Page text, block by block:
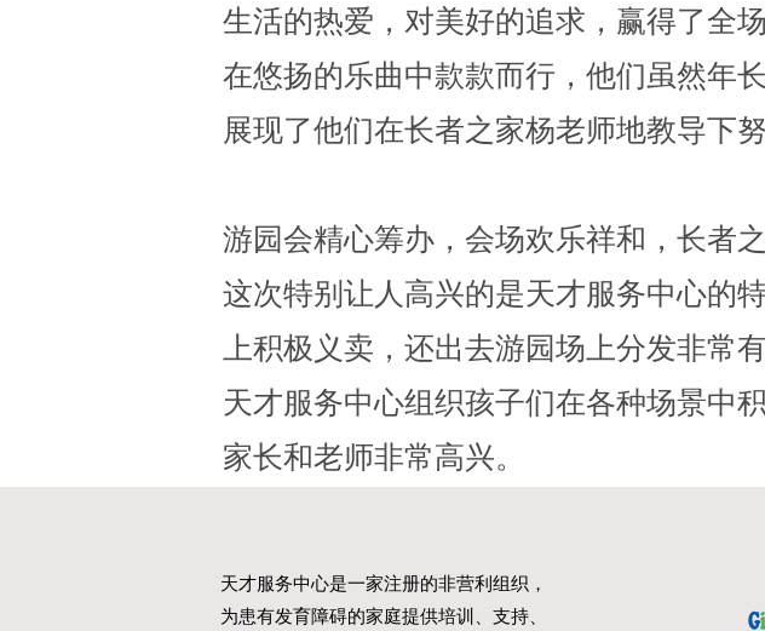
生活的热爱，对美好的追求，赢得了全
在悠扬的乐曲中款款而行，他们虽然年
展现了他们在长者之家杨老师地教导下
游园会精心筹办，会场欢乐祥和，长者
这次特别让人高兴的是天才服务中心的
上积极义卖，还出去游园场上分发非常
天才服务中心组织孩子们在各种场景中
家长和老师非常高兴。
天才服务中心是一家注册的非营利组织，
为患有发育障碍的家庭提供培训、支持、